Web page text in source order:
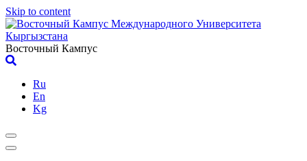
Skip to content
Восточный Кампус
Ru
En
Kg